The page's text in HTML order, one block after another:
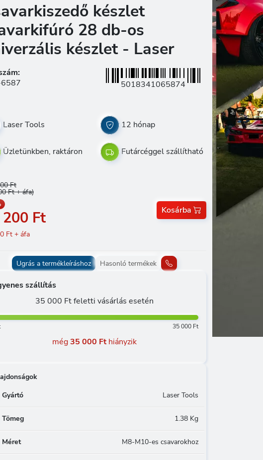
készlet
28 db-os
készlet - Laser
5018341065874
Laser Tools 12 hónap
Üzletünkben, raktáron Futárcéggel szállítható
Ft
Ft + áfa)
Ft
Ft + áfa
Kosárba
Ugrás a termékleíráshoz Hasonló termékek
szállítás
35 000 Ft feletti vásárlás esetén
35 000 Ft
még35 000 Fthiányzik
Gyártó
Laser Tools
Tömeg 1.38 Kg
Méret M8-M10-es csavarokhoz